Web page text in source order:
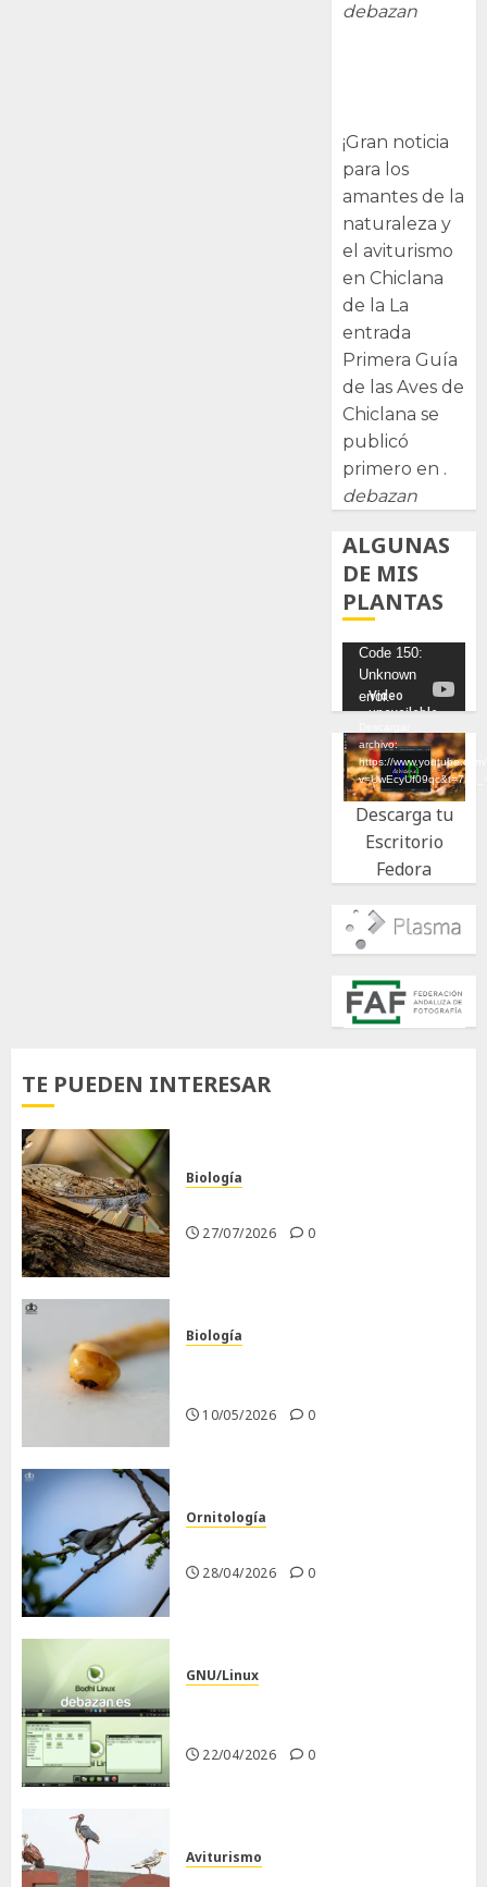
debazan
¡Gran noticia
para los
amantes de la
naturaleza y
el aviturismo
en Chiclana
de la La
entrada
Primera Guía
de las Aves de
Chiclana se
publicó
primero en .
debazan
ALGUNAS
DE MIS
PLANTAS
Reproductor
de
vídeo
Code 150:
Unknown
error.
archivo:
https://
Descarga tu
Escritorio
Fedora
TE PUEDEN INTERESAR
Biología
27/07/2026 0
Biología
10/05/2026 0
Ornitología
28/04/2026 0
GNU/Linux
22/04/2026 0
Aviturismo